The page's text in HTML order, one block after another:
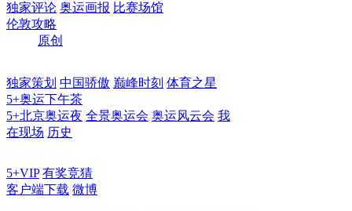
独家评论 奥运画报 比赛场馆
伦敦攻略
原创
独家策划 中国骄傲 巅峰时刻 体育之星
5+奥运下午茶
5+北京奥运夜 全景奥运会 奥运风云会 我
在现场 历史
5+VIP 有奖竞猜
客户端下载 微博